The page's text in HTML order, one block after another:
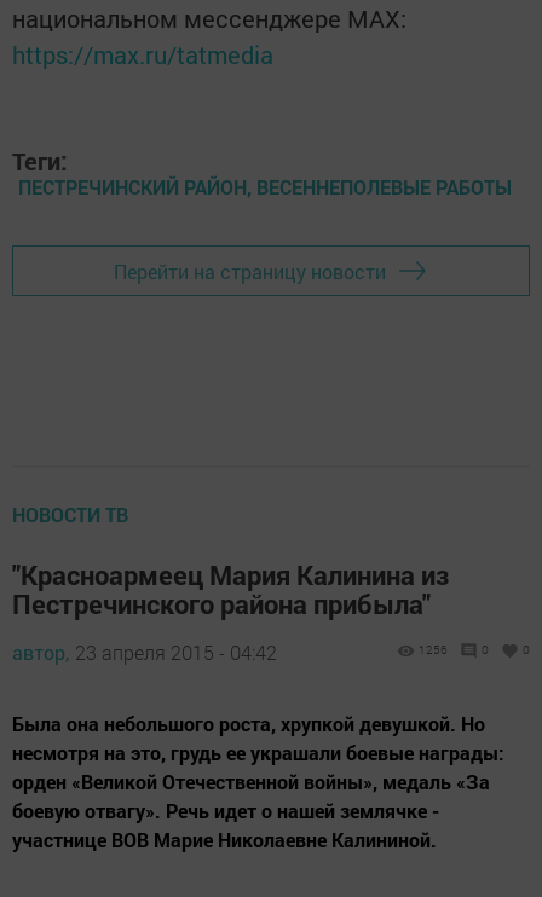
национальном мессенджере MАХ:
https://max.ru/tatmedia
Теги:
ПЕСТРЕЧИНСКИЙ РАЙОН, ВЕСЕННЕПОЛЕВЫЕ РАБОТЫ
Перейти на страницу новости
НОВОСТИ ТВ
"Красноармеец Мария Калинина из
Пестречинского района прибыла"
автор, 23 апреля 2015 - 04:42 1256 0 0
Была она небольшого роста, хрупкой девушкой. Но
несмотря на это, грудь ее украшали боевые награды:
орден «Великой Отечественной войны», медаль «За
боевую отвагу». Речь идет о нашей землячке -
участнице ВОВ Марие Николаевне Калининой.